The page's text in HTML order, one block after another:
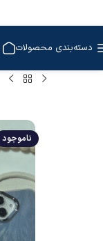
دسته‌بندی محصولات
ناموجود